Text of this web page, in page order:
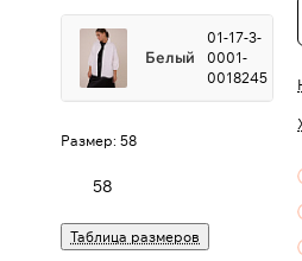
Белый
01-17-3-
0001-
0018245
Размер: 58
58
Таблица размеров